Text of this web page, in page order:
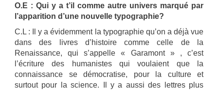
O.E : Qui y a t’il comme autre univers marqué par
l’apparition d’une nouvelle typographie?
C.L : Il y a évidemment la typographie qu’on a déjà vue
dans des livres d’histoire comme celle de la
Renaissance, qui s’appelle « Garamont » , c’est
l’écriture des humanistes qui voulaient que la
connaissance se démocratise, pour la culture et
surtout pour la science. Il y a aussi des lettres plus